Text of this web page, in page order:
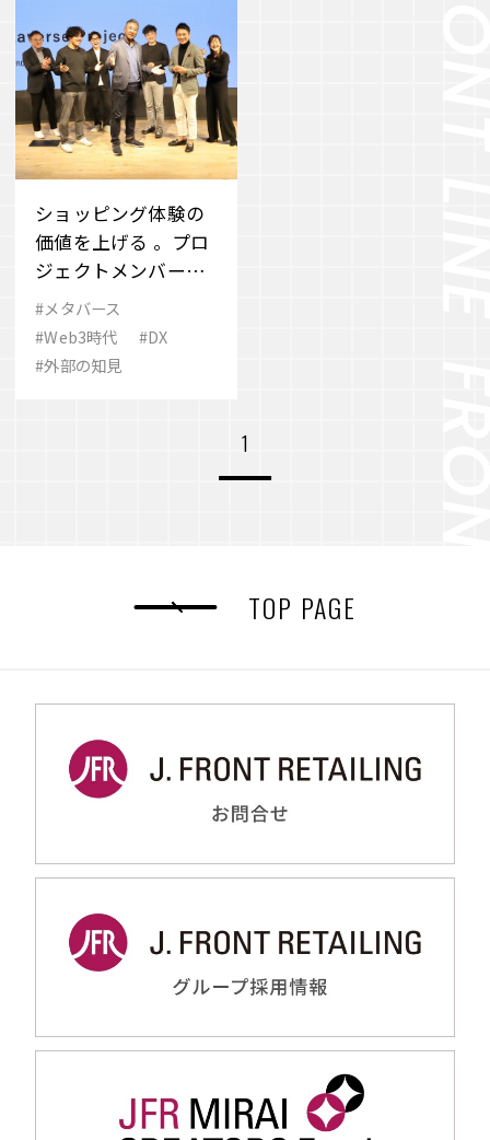
ショッピング体験の
価値を上げる 。プロ
ジェクトメンバーた
ちが構想するメタバ
ース活用の未来
#メタバース
#Web3時代
#DX
#外部の知見
1
TOP PAGE